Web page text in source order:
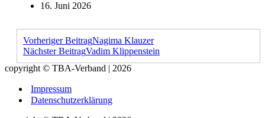
16. Juni 2026
Vorheriger BeitragNagima Klauzer
Nächster BeitragVadim Klippenstein
copyright © TBA-Verband | 2026
Impressum
Datenschutzerklärung